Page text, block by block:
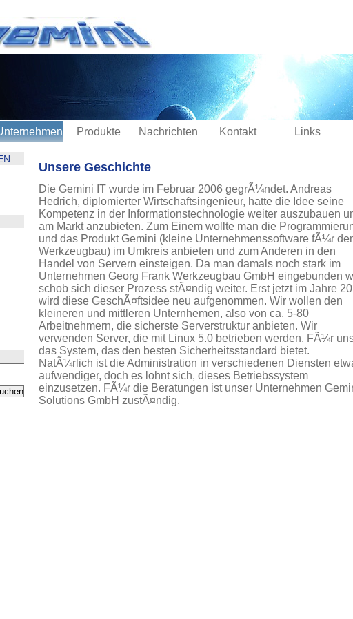
Produkte Nachrichten Kontakt Links
Unsere Geschichte
Die Gemini IT wurde im Februar 2006 gegrÃ¼ndet. Andreas
Hedrich, diplomierter Wirtschaftsingenieur, hatte die Idee seine
Kompetenz in der Informationstechnologie weiter auszubauen
am Markt anzubieten. Zum Einem wollte man die
und das Produkt Gemini (kleine Unternehmenssoftware fÃ¼r
Werkzeugbau) im Umkreis anbieten und zum Anderen in den
Handel von Servern einsteigen. Da man damals noch stark im
Unternehmen Georg Frank Werkzeugbau GmbH eingebunden
schob sich dieser Prozess stÃ¤ndig weiter. Erst jetzt im Jahre
wird diese GeschÃ¤ftsidee neu aufgenommen. Wir wollen den
kleineren und mittleren Unternhemen, also von ca. 5-80
Arbeitnehmern, die sicherste Serverstruktur anbieten. Wir
verwenden Server, die mit Linux 5.0 betrieben werden. FÃ¼r
das System, das den besten Sicherheitsstandard bietet.
NatÃ¼rlich ist die Administration in verschiedenen Diensten
aufwendiger, doch es lohnt sich, dieses Betriebssystem
einzusetzen. FÃ¼r die Beratungen ist unser Unternehmen
Solutions GmbH zustÃ¤ndig.